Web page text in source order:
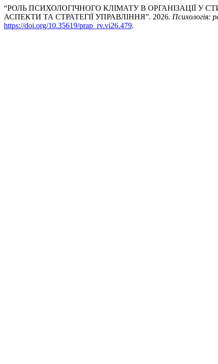
“РОЛЬ ПСИХОЛОГІЧНОГО КЛІМАТУ В ОРГАНІЗАЦІЇ У
АСПЕКТИ ТА СТРАТЕГІЇ УПРАВЛІННЯ”. 2026. Психологія:
https://doi.org/10.35619/prap_rv.vi26.479.